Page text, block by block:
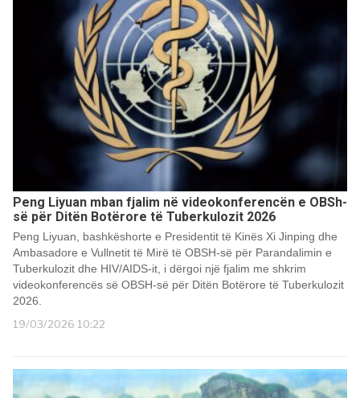
Peng Liyuan mban fjalim në videokonferencën e OBSh-
së për Ditën Botërore të Tuberkulozit 2026
Peng Liyuan, bashkëshorte e Presidentit të Kinës Xi Jinping dhe
Ambasadore e Vullnetit të Mirë të OBSH-së për Parandalimin e
Tuberkulozit dhe HIV/AIDS-it, i dërgoi një fjalim me shkrim
videokonferencës së OBSH-së për Ditën Botërore të Tuberkulozit
2026.
19/03/2026 10:22